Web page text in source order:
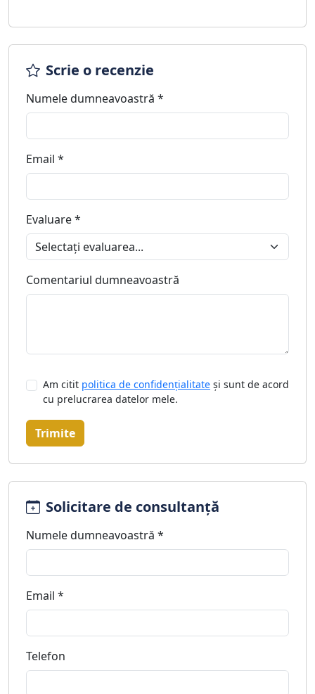
Scrie o recenzie
Numele dumneavoastră *
Email *
Evaluare *
Comentariul dumneavoastră
Am citit politica de confidențialitate și sunt de acord
cu prelucrarea datelor mele.
Trimite
Solicitare de consultanță
Numele dumneavoastră *
Email *
Telefon